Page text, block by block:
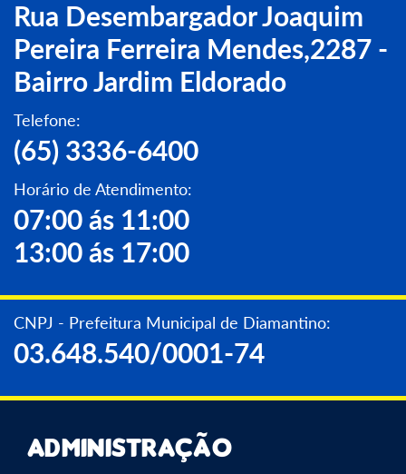
Rua Desembargador Joaquim
Pereira Ferreira Mendes,2287 -
Bairro Jardim Eldorado
Telefone:
(65) 3336-6400
Horário de Atendimento:
07:00 ás 11:00
13:00 ás 17:00
CNPJ - Prefeitura Municipal de Diamantino:
03.648.540/0001-74
Administração